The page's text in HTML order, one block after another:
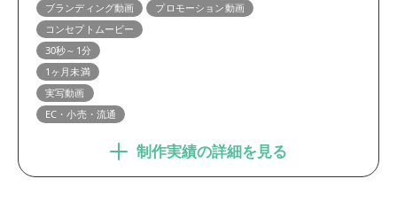
ブランディング動画
プロモーション動画
コンセプトムービー
30秒～1分
1ヶ月未満
実写動画
EC・小売・流通
制作実績の詳細を見る